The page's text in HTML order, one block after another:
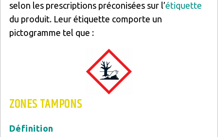
selon les prescriptions préconisées sur l’étiquette
du produit. Leur étiquette comporte un
pictogramme tel que :
Image
ZONES TAMPONS
Définition